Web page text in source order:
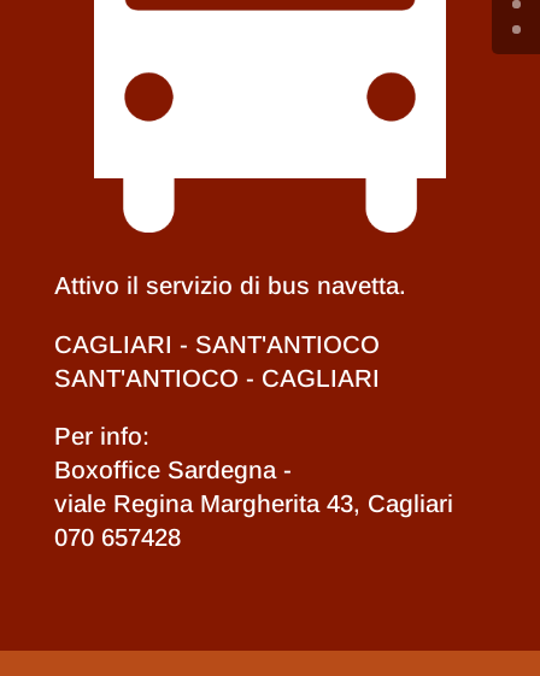
Attivo il servizio di bus navetta.
CAGLIARI - SANT'ANTIOCO
SANT'ANTIOCO - CAGLIARI
Per info:
Boxoffice Sardegna -
viale Regina Margherita 43, Cagliari
070 657428